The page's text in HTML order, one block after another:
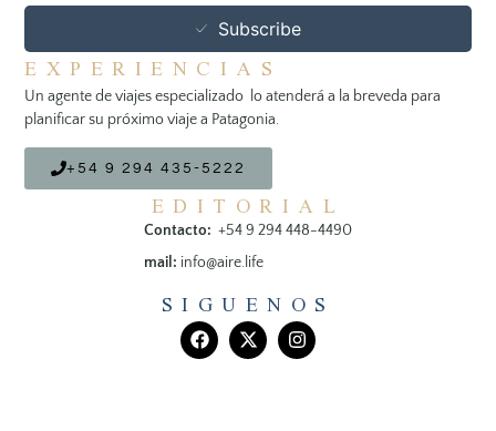
Subscribe
EXPERIENCIAS
Un agente de viajes especializado lo atenderá a la breveda para
planificar su próximo viaje a Patagonia.
+54 9 294 435-5222
EDITORIAL
Contacto: +54 9 294 448-4490
mail: info@aire.life
SIGUENOS